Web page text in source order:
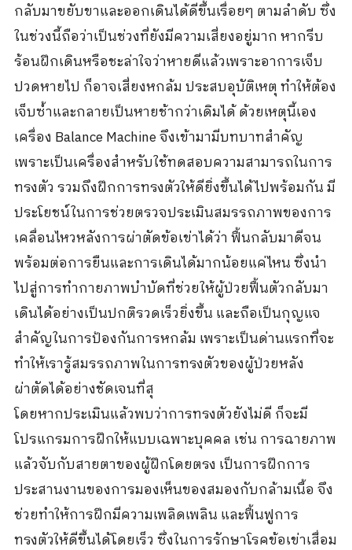
กลับมาขยับขาและออกเดินได้ดีขึ้นเรื่อยๆ ตามลำดับ ซึ่ง
ในช่วงนี้ถือว่าเป็นช่วงที่ยังมีความเสี่ยงอยู่มาก หากรีบ
ร้อนฝึกเดินหรือชะล่าใจว่าหายดีแล้วเพราะอาการเจ็บ
ปวดหายไป ก็อาจเสี่ยงหกล้ม ประสบอุบัติเหตุ ทำให้ต้อง
เจ็บซ้ำและกลายเป็นหายช้ากว่าเดิมได้ ด้วยเหตุนี้เอง
เครื่อง Balance Machine จึงเข้ามามีบทบาทสำคัญ
เพราะเป็นเครื่องสำหรับใช้ทดสอบความสามารถในการ
ทรงตัว รวมถึงฝึกการทรงตัวให้ดียิ่งขึ้นได้ไปพร้อมกัน มี
ประโยชน์ในการช่วยตรวจประเมินสมรรถภาพของการ
เคลื่อนไหวหลังการผ่าตัดข้อเข่าได้ว่า ฟื้นกลับมาดีจน
พร้อมต่อการยืนและการเดินได้มากน้อยแค่ไหน ซึ่งนำ
ไปสู่การทำกายภาพบำบัดที่ช่วยให้ผู้ป่วยฟื้นตัวกลับมา
เดินได้อย่างเป็นปกติรวดเร็วยิ่งขึ้น และถือเป็นกุญแจ
สำคัญในการป้องกันการหกล้ม เพราะเป็นด่านแรกที่จะ
ทำให้เรารู้สมรรถภาพในการทรงตัวของผู้ป่วยหลัง
ผ่าตัดได้อย่างชัดเจนที่สุ
โดยหากประเมินแล้วพบว่าการทรงตัวยังไม่ดี ก็จะมี
โปรแกรมการฝึกให้แบบเฉพาะบุคคล เช่น การฉายภาพ
แล้วจับกับสายตาของผู้ฝึกโดยตรง เป็นการฝึกการ
ประสานงานของการมองเห็นของสมองกับกล้ามเนื้อ จึง
ช่วยทำให้การฝึกมีความเพลิดเพลิน และฟื้นฟูการ
ทรงตัวให้ดีขึ้นได้โดยเร็ว ซึ่งในการรักษาโรคข้อเข่าเสื่อม